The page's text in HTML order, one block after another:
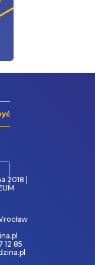
2018 |
12 85